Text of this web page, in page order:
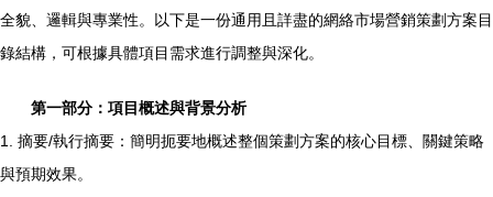
全貌、邏輯與專業性。以下是一份通用且詳盡的網絡市場營銷策劃方案目
錄結構，可根據具體項目需求進行調整與深化。
第一部分：項目概述與背景分析
1. 摘要/執行摘要：簡明扼要地概述整個策劃方案的核心目標、關鍵策略
與預期效果。